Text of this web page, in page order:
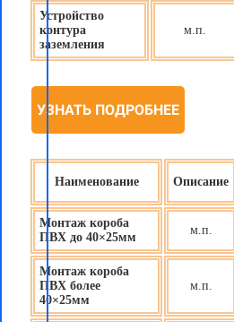
Устройство
контура
заземления
м.п.
УЗНАТЬ ПОДРОБНЕЕ
Наименование Описание
Монтаж короба
ПВХ до 40×25мм
м.п.
Монтаж короба
ПВХ более
40×25мм
м.п.